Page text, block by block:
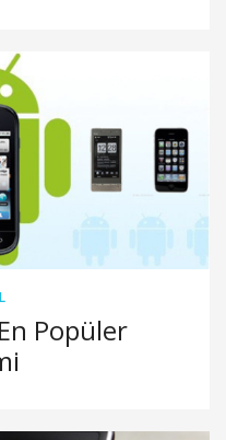
Popüler